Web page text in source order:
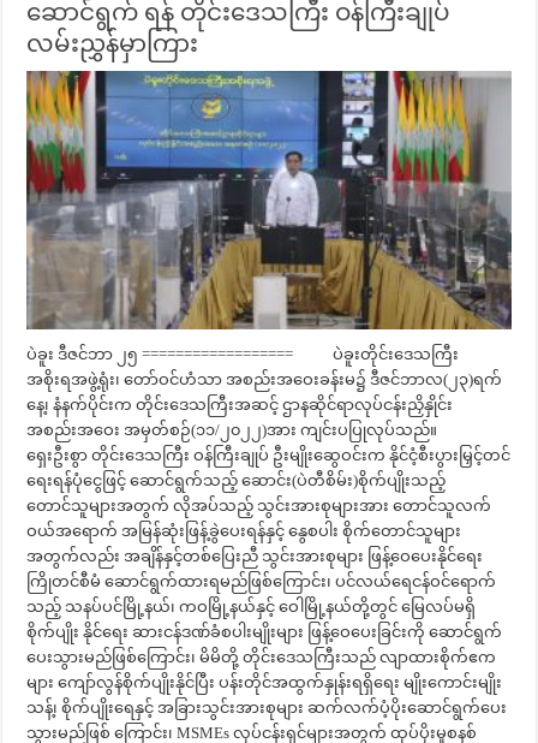
ဆောင်ရွက် ရန် တိုင်းဒေသကြီး ဝန်ကြီးချုပ်
လမ်းညွှန်မှာကြား
ပဲခူး ဒီဇင်ဘာ ၂၅ ================== ပဲခူးတိုင်းဒေသကြီး
အစိုးရအဖွဲ့ရုံး၊ တော်ဝင်ဟံသာ အစည်းအဝေးခန်းမ၌ ဒီဇင်ဘာလ(၂၃)ရက်
နေ့၊ နံနက်ပိုင်းက တိုင်းဒေသကြီးအဆင့် ဌာနဆိုင်ရာလုပ်ငန်းညှိနှိုင်း
အစည်းအဝေး အမှတ်စဉ်(၁၁/၂၀၂၂)အား ကျင်းပပြုလုပ်သည်။
ရှေးဦးစွာ တိုင်းဒေသကြီး ဝန်ကြီးချုပ် ဦးမျိုးဆွေဝင်းက နိုင်ငံ့စီးပွားမြှင့်တင်
ရေးရန်ပုံငွေဖြင့် ဆောင်ရွက်သည့် ဆောင်း(ပဲတီစိမ်း)စိုက်ပျိုးသည့်
တောင်သူများအတွက် လိုအပ်သည့် သွင်းအားစုများအား တောင်သူလက်
ဝယ်အရောက် အမြန်ဆုံးဖြန့်ခွဲပေးရန်နှင့် နွေစပါး စိုက်တောင်သူများ
အတွက်လည်း အချိန်နှင့်တစ်ပြေးညီ သွင်းအားစုများ ဖြန့်ဝေပေးနိုင်ရေး
ကြိုတင်စီမံ ဆောင်ရွက်ထားရမည်ဖြစ်ကြောင်း၊ ပင်လယ်ရေငန်ဝင်ရောက်
သည့် သနပ်ပင်မြို့နယ်၊ ကဝမြို့နယ်နှင့် ဝေါမြို့နယ်တို့တွင် မြေလပ်မရှိ
စိုက်ပျိုး နိုင်ရေး ဆားငန်ဒဏ်ခံစပါးမျိုးများ ဖြန့်ဝေပေးခြင်းကို ဆောင်ရွက်
ပေးသွားမည်ဖြစ်ကြောင်း၊ မိမိတို့ တိုင်းဒေသကြီးသည် လျာထားစိုက်ဧက
များ ကျော်လွန်စိုက်ပျိုးနိုင်ပြီး ပန်းတိုင်အထွက်နှုန်းရရှိရေး မျိုးကောင်းမျိုး
သန့်၊ စိုက်ပျိုးရေနှင့် အခြားသွင်းအားစုများ ဆက်လက်ပံ့ပိုးဆောင်ရွက်ပေး
သွားမည်ဖြစ် ကြောင်း၊ MSMEs လုပ်ငန်းရှင်များအတွက် ထုပ်ပိုးမှုစနစ်